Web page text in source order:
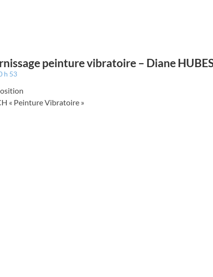
peinture vibratoire – Diane
h 53
« Peinture Vibratoire »